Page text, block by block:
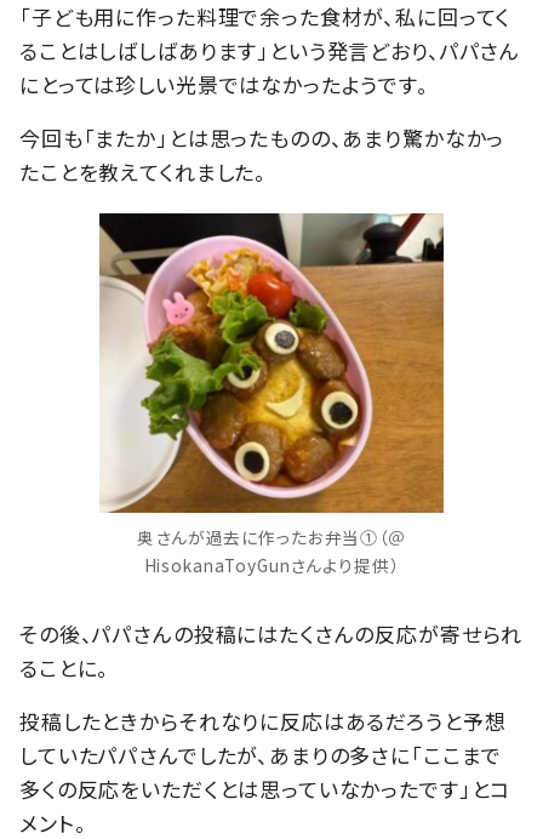
「子ども用に作った料理で余った食材が、私に回ってく
ることはしばしばあります」という発言どおり、パパさん
にとっては珍しい光景ではなかったようです。
今回も「またか」とは思ったものの、あまり驚かなかっ
たことを教えてくれました。
奥さんが過去に作ったお弁当①（＠
HisokanaToyGunさんより提供）
その後、パパさんの投稿にはたくさんの反応が寄せられ
ることに。
投稿したときからそれなりに反応はあるだろうと予想
していたパパさんでしたが、あまりの多さに「ここまで
多くの反応をいただくとは思っていなかったです」とコ
メント。